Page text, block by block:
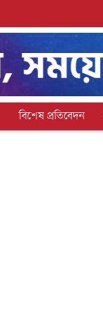
বিশেষ প্রতিবেদন